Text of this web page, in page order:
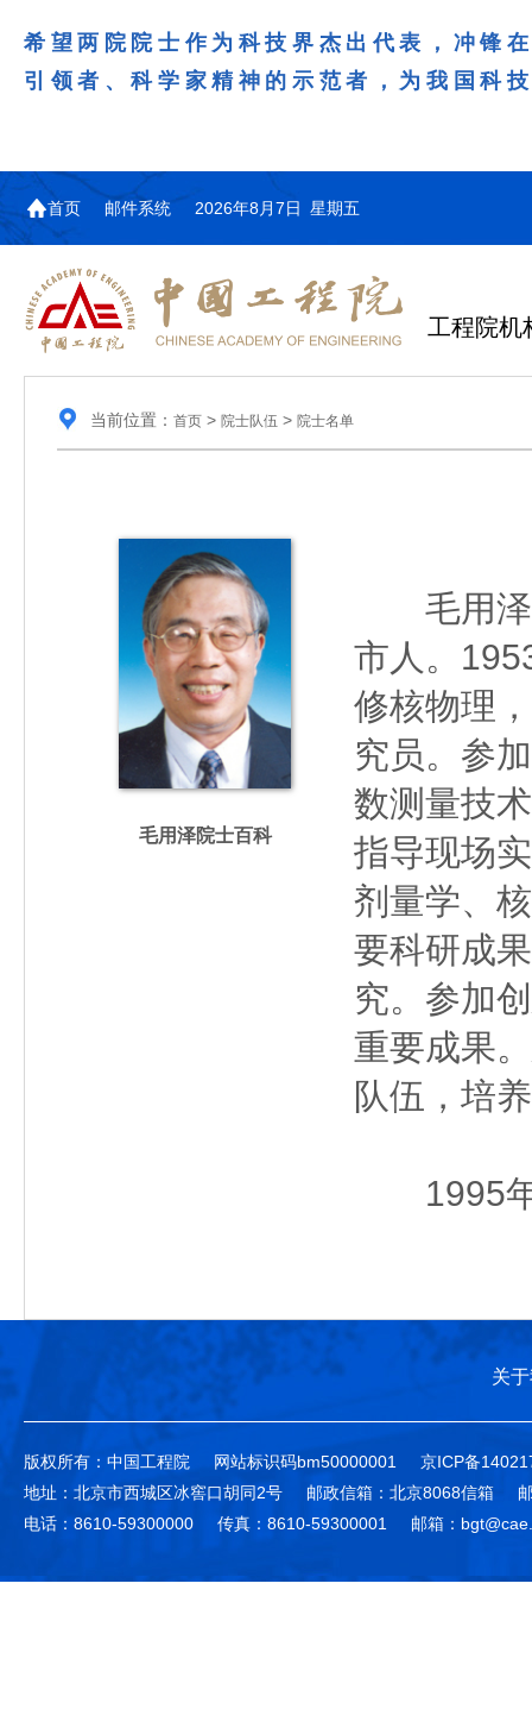
希望两院院士作为科技界杰出代表，冲锋
引领者、科学家精神的示范者，为我国科
首页 邮件系统 2026年8月7日 星期五
工程院机
当前位置： 首页> 院士队伍 > 院士名单
毛用泽院士百科
毛用泽
市人。
修核物理
究员。参
数测量技
指导现场
剂量学、
要科研成
究。参加
重要成果
队伍，培
1995年
关
版权所有：中国工程院 网站标识码bm50000001
京ICP备
地址：北京市西城区冰窖口胡同2号
邮政信箱：北京8068信箱
电话：8610-59300000
传真：8610-59300001 邮箱：